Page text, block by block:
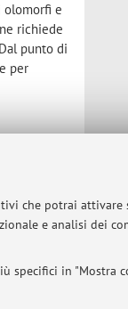
che potrai attivare
e analisi dei
specifici in "Mostra
olomorfi e
richiede
punto di
per